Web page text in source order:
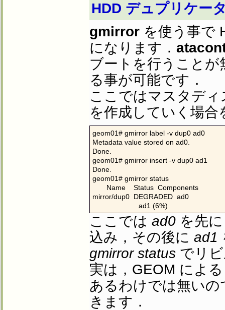
HDD デュプリケー
gmirror を使う事で
になります．
ブートを行うこと
る事が可能です．
ここではマスタデ
を作成していく場
geom01# gmirror label -v dup0 ad0
Metadata value stored on ad0.
Done.
geom01# gmirror insert -v dup0 ad1
Done.
geom01# gmirror status
       Name    Status  Components
mirror/dup0  DEGRADED  ad0
                       ad1 (6%)
ここでは ad0 を先
込み，その後に ad1
gmirror status でリ
実は，GEOM によ
あるわけでは無い
きます．